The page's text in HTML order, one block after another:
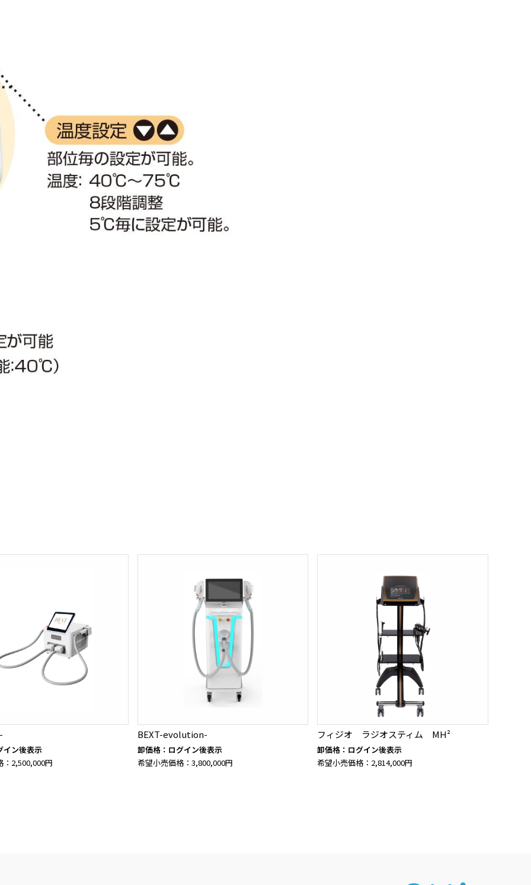
イン後表示
：2,500,000円
BEXT-evolution-
卸価格：ログイン後表示
希望小売価格：3,800,000円
フィジオ ラジオスティム MH²
卸価格：ログイン後表示
希望小売価格：2,814,000円